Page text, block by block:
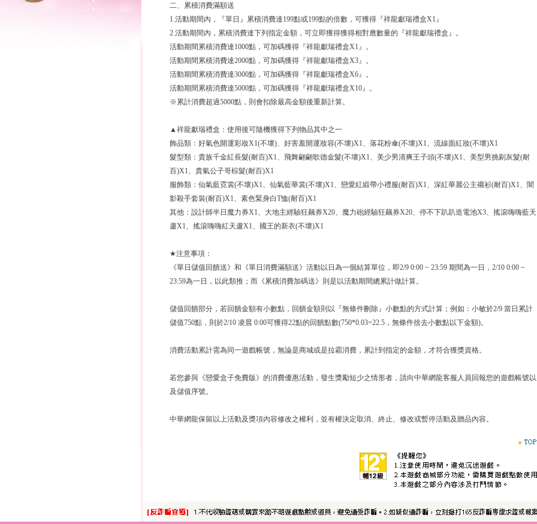
二、累積消費滿額送
1.活動期間內，『單日』累積消費達199點或199點的倍數，可獲得『祥龍獻瑞禮盒X1』
2.活動期間內，累積消費達下列指定金額，可立即獲得獲得相對應數量的『祥龍獻瑞禮盒』。
活動期間累積消費達1000點，可加碼獲得『祥龍獻瑞禮盒X1』。
活動期間累積消費達2000點，可加碼獲得『祥龍獻瑞禮盒X3』。
活動期間累積消費達3000點，可加碼獲得『祥龍獻瑞禮盒X6』。
活動期間累積消費達5000點，可加碼獲得『祥龍獻瑞禮盒X10』。
※累計消費超過5000點，則會扣除最高金額後重新計算。
▲祥龍獻瑞禮盒：使用後可隨機獲得下列物品其中之一
飾品類：好氣色開運彩妝X1(不壞)、好害羞開運妝容(不壞)X1、落花粉傘(不壞)X1、流線面紅妝(不壞)X1
髮型類：貴族千金紅長髮(耐百)X1、飛舞翩翩歌德金髮(不壞)X1、美少男清爽王子頭(不壞)X1、美型男挑剔灰髮(耐
百)X1、貴氣公子哥棕髮(耐百)X1
服飾類：仙氣藍霓裳(不壞)X1、仙氣藍華裳(不壞)X1、戀愛紅緞帶小禮服(耐百)X1、深紅華麗公主襯衫(耐百)X1、闇
影殺手套裝(耐百)X1、素色緊身白T恤(耐百)X1
其他：設計師半日魔力券X1、大地主經驗狂飆券X20、魔力砲經驗狂飆券X20、停不下趴趴造電池X3、搖滾嗨嗨藍天
蘆X1、搖滾嗨嗨紅天蘆X1、國王的新衣(不壞)X1
★注意事項：
《單日儲值回饋送》和《單日消費滿額送》活動以日為一個結算單位，即2/9 0:00 ~ 23:59 期間為一日，2/10 0:00 ~
23:59為一日，以此類推；而《累積消費加碼送》則是以活動期間總累計做計算。
儲值回饋部分，若回饋金額有小數點，回饋金額則以『無條件刪除』小數點的方式計算；例如：小敏於2/9 當日累計
儲值750點，則於2/10 凌晨 0:00可獲得22點的回饋點數(750*0.03=22.5，無條件捨去小數點以下金額)。
消費活動累計需為同一遊戲帳號，無論是商城或是拉霸消費，累計到指定的金額，才符合獲獎資格。
若您參與《戀愛盒子免費版》的消費優惠活動，發生獎勵短少之情形者，請向中華網龍客服人員回報您的遊戲帳號以
及儲值序號。
中華網龍保留以上活動及獎項內容修改之權利，並有權決定取消、終止、修改或暫停活動及贈品內容。